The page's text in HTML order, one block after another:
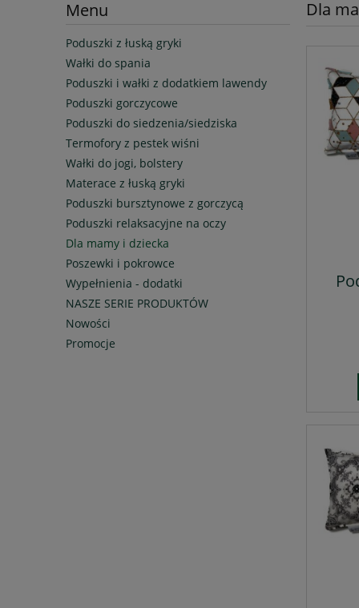
Menu
Poduszki z łuską gryki
Wałki do spania
Poduszki i wałki z dodatkiem lawendy
Poduszki gorczycowe
Poduszki do siedzenia/siedziska
Termofory z pestek wiśni
Wałki do jogi, bolstery
Materace z łuską gryki
Poduszki bursztynowe z gorczycą
Poduszki relaksacyjne na oczy
Dla mamy i dziecka
Poszewki i pokrowce
Wypełnienia - dodatki
NASZE SERIE PRODUKTÓW
Nowości
Promocje
Dla